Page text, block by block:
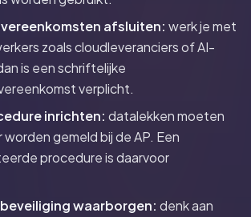
afsluiten: werk je met
zoals cloudleveranciers of AI-
is een schriftelijke
verplicht.
inrichten: datalekken moeten
worden gemeld bij de AP. Een
procedure is daarvoor
waarborgen: denk aan